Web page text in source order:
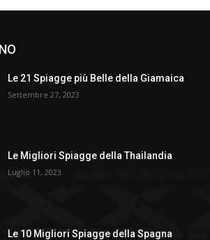
Le 21 Spiagge più Belle della Giamaica
Settembre 27, 2023
Le Migliori Spiagge della Thailandia
Luglio 11, 2023
Le 10 Migliori Spiagge della Spagna